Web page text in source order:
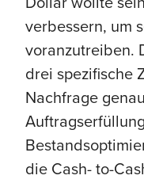
verbessern, um
voranzutreiben.
drei spezifische
Nachfrage
die Cash- to-